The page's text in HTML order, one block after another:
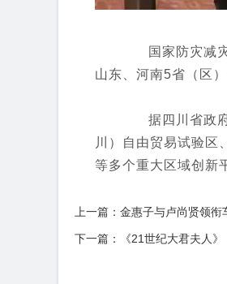
国家防灾减灾
山东、河南5省（区
据四川省政府
川）自由贸易试验区
等多个重大区域创新
上一篇：金惠子与卢尚贤领
下一篇：《21世纪大君夫人